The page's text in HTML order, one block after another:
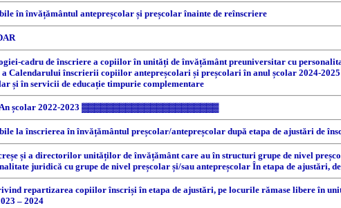
în învățământul antepreșcolar și preșcolar înainte de reînscriere
cadru de înscriere a copiilor în unități de învățământ preuniversitar cu
Calendarului înscrierii copiilor antepreșcolari și preșcolari în anul școlar 2024-
și în servicii de educație timpurie complementare
școlar 2022-2023 ▓▓▓▓▓▓▓▓▓▓▓▓▓▓▓▓▓▓▓▓▓▓
la înscrierea în învățământul preșcolar/antepreșcolar după etapa de ajustări de
și a directorilor unităților de învățământ care au în structuri grupe de nivel
juridică cu grupe de nivel preșcolar și/sau antepreșcolar În etapa de ajustări,
repartizarea copiilor înscriși în etapa de ajustări, pe locurile rămase libere în
– 2024